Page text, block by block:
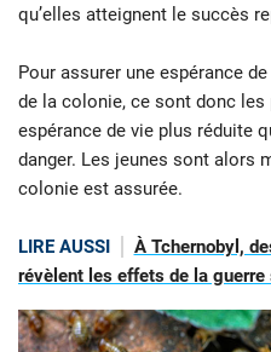
qu’elles atteignent le succès
Pour assurer une espérance
de la colonie, ce sont donc
espérance de vie plus réduite
danger. Les jeunes sont alors
colonie est assurée.
LIRE AUSSI
À Tchernobyl,
révèlent les effets de la